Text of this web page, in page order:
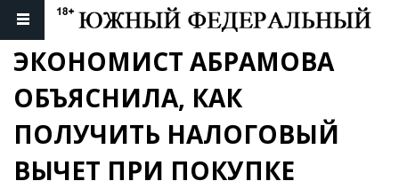
ЭКОНОМИСТ АБРАМОВА
ОБЪЯСНИЛА, КАК
ПОЛУЧИТЬ НАЛОГОВЫЙ
ВЫЧЕТ ПРИ ПОКУПКЕ